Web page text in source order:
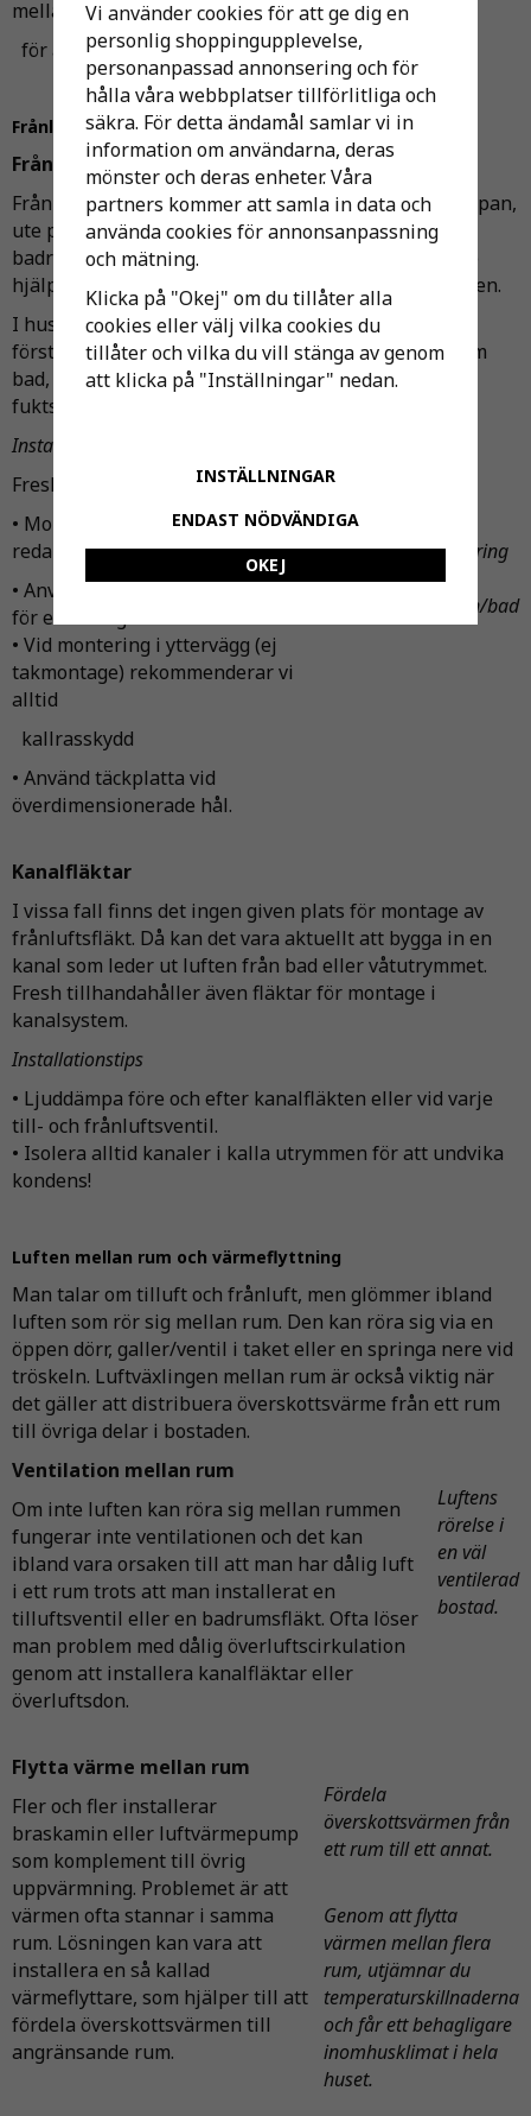
mellan bågarna runt håltagningen
för att undvika kondens mellan glasen.
Frånluft
Frånluftsfläktar
Frånluftsfläktar kan vara en fläkt på vinden, i spiskåpan,
ute på taket kopplat till ett kanalsystem eller en
badrumsfläkt i ett våtutrymme. Gemensamt är att de
hjälper till att ta ut den förbrukade luften ur bostaden.
I hus med självdragsventilation behövs det ofta
förstärkning med badrumsfläktar i våtutrymmen som
bad, tvätt och dusch. Tänk på att välja en fläkt med
fuktstyrning i dessa utrymmen.
Installationstips
Fresh fläktar kan monteras i både vägg och tak.
• Montera aldrig på en kanal som
redan används till en annan fläkt!
• Använd alltid behörig installatör
för elmontage.
• Vid montering i yttervägg (ej
takmontage) rekommenderar vi
alltid
kallrasskydd
• Använd täckplatta vid
överdimensionerade hål.
Placering
vid bad
Placering
vid
dusch/bad
Kanalfläktar
I vissa fall finns det ingen given plats för montage av
frånluftsfläkt. Då kan det vara aktuellt att bygga in en
kanal som leder ut luften från bad eller våtutrymmet.
Fresh tillhandahåller även fläktar för montage i
kanalsystem.
Installationstips
• Ljuddämpa före och efter kanalfläkten eller vid varje
till- och frånluftsventil.
• Isolera alltid kanaler i kalla utrymmen för att undvika
kondens!
Luften mellan rum och värmeflyttning
Man talar om tilluft och frånluft, men glömmer ibland
luften som rör sig mellan rum. Den kan röra sig via en
öppen dörr, galler/ventil i taket eller en springa nere vid
tröskeln. Luftväxlingen mellan rum är också viktig när
det gäller att distribuera överskottsvärme från ett rum
till övriga delar i bostaden.
Ventilation mellan rum
Om inte luften kan röra sig mellan rummen
fungerar inte ventilationen och det kan
ibland vara orsaken till att man har dålig luft
i ett rum trots att man installerat en
tilluftsventil eller en badrumsfläkt. Ofta löser
man problem med dålig överluftscirkulation
genom att installera kanalfläktar eller
överluftsdon.
Luftens
rörelse i
en väl
ventilerad
bostad.
Flytta värme mellan rum
Fler och fler installerar
braskamin eller luftvärmepump
som komplement till övrig
uppvärmning. Problemet är att
värmen ofta stannar i samma
rum. Lösningen kan vara att
installera en så kallad
värmeflyttare, som hjälper till att
fördela överskottsvärmen till
angränsande rum.
Fördela
överskottsvärmen från
ett rum till ett annat.
Genom att flytta
värmen mellan flera
rum, utjämnar du
temperaturskillnaderna
och får ett behagligare
inomhusklimat i hela
huset.
Vi använder cookies för att ge dig en
personlig shoppingupplevelse,
personanpassad annonsering och för
hålla våra webbplatser tillförlitliga och
säkra. För detta ändamål samlar vi in
information om användarna, deras
mönster och deras enheter. Våra
partners kommer att samla in data och
använda cookies för annonsanpassning
och mätning.
Klicka på "Okej" om du tillåter alla
cookies eller välj vilka cookies du
tillåter och vilka du vill stänga av genom
att klicka på "Inställningar" nedan.
INSTÄLLNINGAR
ENDAST NÖDVÄNDIGA
OKEJ